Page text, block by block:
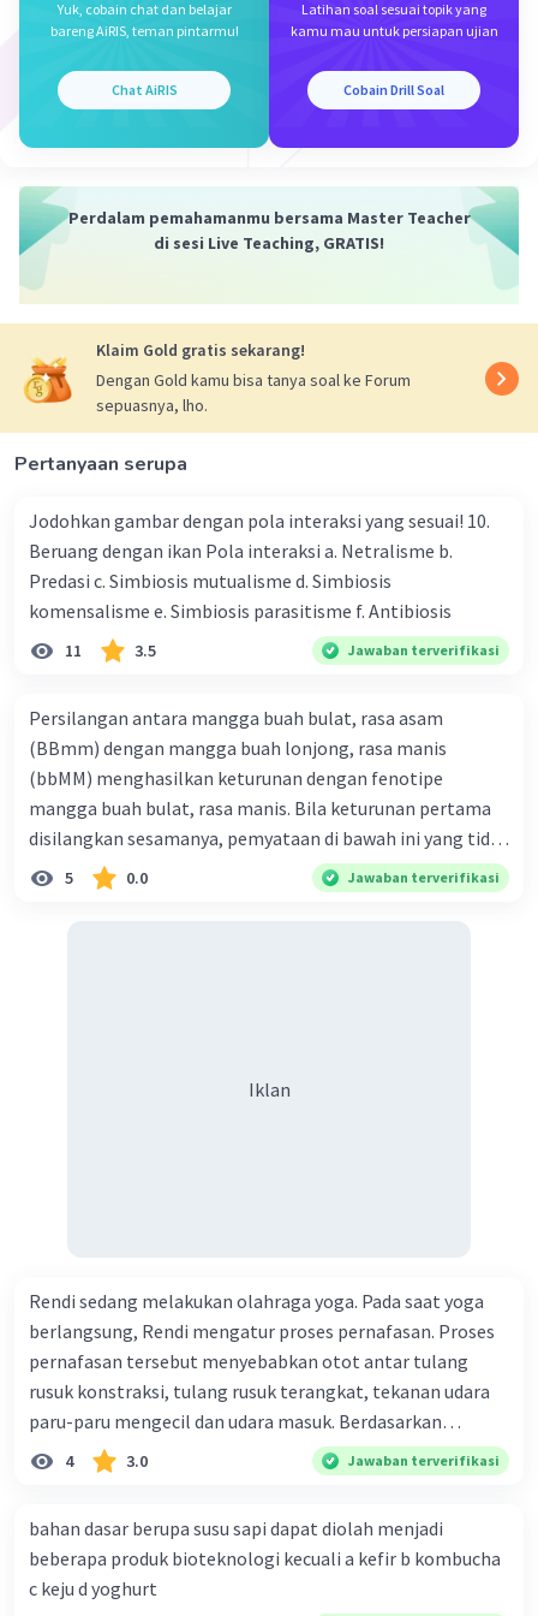
jawabannya adalah D.
Penebalan pada dinding sel ini memberikan dukungan
dan kekuatan pada jaringan, sehingga jaringan
sklerenkim sering ditemukan pada bagian-bagian
kuat, seperti batang dan kulit kayu. Jaringan kolenkim
dan parenkim adalah jenis jaringan lain yang ditemukan
pada tumbuhan, tetapi keduanya tidak memiliki
Beri Rating·0.0( 0) Balas
Yuk, cobain chat dan belajar
bareng AiRIS, teman pintarmu!
Chat AiRIS
Latihan soal sesuai topik yang
kamu mau untuk persiapan ujian
Cobain Drill Soal
Perdalam pemahamanmu bersama Master Teacher
di sesi Live Teaching, GRATIS!
Klaim Gold gratis sekarang!
Dengan Gold kamu bisa tanya soal ke Forum
sepuasnya, lho.
Pertanyaan serupa
Jodohkan gambar dengan pola interaksi yang sesuai! 10.
Beruang dengan ikan Pola interaksi a. Netralisme b.
Predasi c. Simbiosis mutualisme d. Simbiosis
komensalisme e. Simbiosis parasitisme f. Antibiosis
11 3.5 Jawaban terverifikasi
Persilangan antara mangga buah bulat, rasa asam
(BBmm) dengan mangga buah lonjong, rasa manis
(bbMM) menghasilkan keturunan dengan fenotipe
mangga buah bulat, rasa manis. Bila keturunan pertama
disilangkan sesamanya, pemyataan di bawah ini yang tidak
benar mengenai keturunan yang dihasilkan dari
5 0.0 Jawaban terverifikasi
Iklan
Rendi sedang melakukan olahraga yoga. Pada saat yoga
berlangsung, Rendi mengatur proses pernafasan. Proses
pernafasan tersebut menyebabkan otot antar tulang
rusuk konstraksi, tulang rusuk terangkat, tekanan udara
paru-paru mengecil dan udara masuk. Berdasarkan
informasi tersebut, dapat disimpulkan bahwa Rendi
sedang melakukan proses pernafasan....
4 3.0 Jawaban terverifikasi
bahan dasar berupa susu sapi dapat diolah menjadi
beberapa produk bioteknologi kecuali a kefir b kombucha
c keju d yoghurt